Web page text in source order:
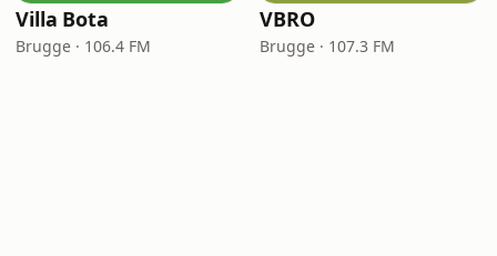
Villa Bota
Brugge · 106.4 FM
VBRO
Brugge · 107.3 FM